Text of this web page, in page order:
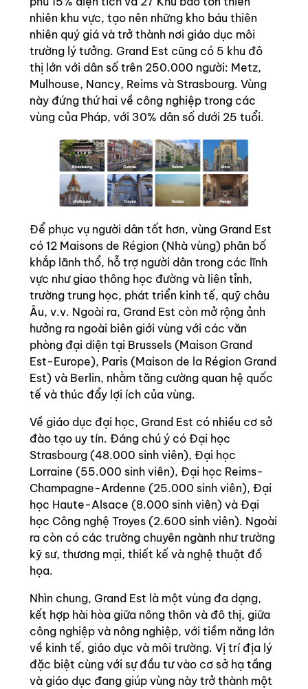
nhiên khu vực, tạo nên những kho báu thiên
nhiên quý giá và trở thành nơi giáo dục môi
trường lý tưởng. Grand Est cũng có 5 khu đô
thị lớn với dân số trên 250.000 người: Metz,
Mulhouse, Nancy, Reims và Strasbourg. Vùng
này đứng thứ hai về công nghiệp trong các
vùng của Pháp, với 30% dân số dưới 25 tuổi.
Để phục vụ người dân tốt hơn, vùng Grand Est
có 12 Maisons de Région (Nhà vùng) phân bố
khắp lãnh thổ, hỗ trợ người dân trong các lĩnh
vực như giao thông học đường và liên tỉnh,
trường trung học, phát triển kinh tế, quỹ châu
Âu, v.v. Ngoài ra, Grand Est còn mở rộng ảnh
hưởng ra ngoài biên giới vùng với các văn
phòng đại diện tại Brussels (Maison Grand
Est-Europe), Paris (Maison de la Région Grand
Est) và Berlin, nhằm tăng cường quan hệ quốc
tế và thúc đẩy lợi ích của vùng.
Về giáo dục đại học, Grand Est có nhiều cơ sở
đào tạo uy tín. Đáng chú ý có Đại học
Strasbourg (48.000 sinh viên), Đại học
Lorraine (55.000 sinh viên), Đại học Reims-
Champagne-Ardenne (25.000 sinh viên), Đại
học Haute-Alsace (8.000 sinh viên) và Đại
học Công nghệ Troyes (2.600 sinh viên). Ngoài
ra còn có các trường chuyên ngành như trường
kỹ sư, thương mại, thiết kế và nghệ thuật đồ
họa.
Nhìn chung, Grand Est là một vùng đa dạng,
kết hợp hài hòa giữa nông thôn và đô thị, giữa
công nghiệp và nông nghiệp, với tiềm năng lớn
về kinh tế, giáo dục và môi trường. Vị trí địa lý
đặc biệt cùng với sự đầu tư vào cơ sở hạ tầng
và giáo dục đang giúp vùng này trở thành một